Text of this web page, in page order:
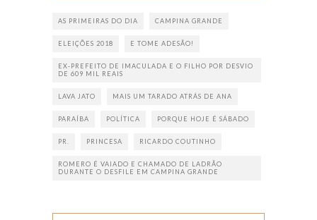
AS PRIMEIRAS DO DIA CAMPINA GRANDE
ELEIÇÕES 2018 E TOME ADESÃO!
EX-PREFEITO DE IMACULADA E O FILHO POR DESVIO
DE 609 MIL REAIS
LAVA JATO MAIS UM TARADO ATRÁS DE ANA
PARAÍBA POLÍTICA PORQUE HOJE É SÁBADO
PR. PRINCESA RICARDO COUTINHO
ROMERO É VAIADO E CHAMADO DE LADRÃO
DURANTE O DESFILE EM CAMPINA GRANDE